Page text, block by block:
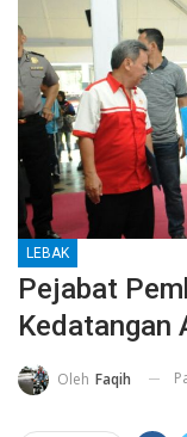
LEBAK
Pejabat
Kedatangan
Oleh Faqih